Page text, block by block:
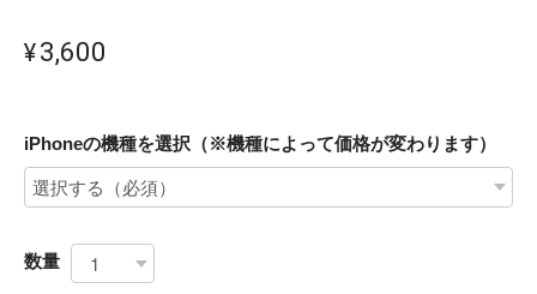
¥3,600
iPhoneの機種を選択（※機種によって価格が変わります）
数量